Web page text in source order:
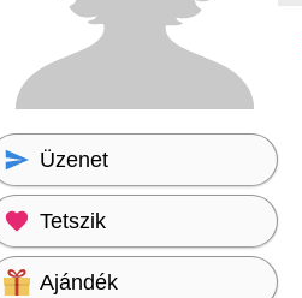
Üzenet
Tetszik
Ajándék